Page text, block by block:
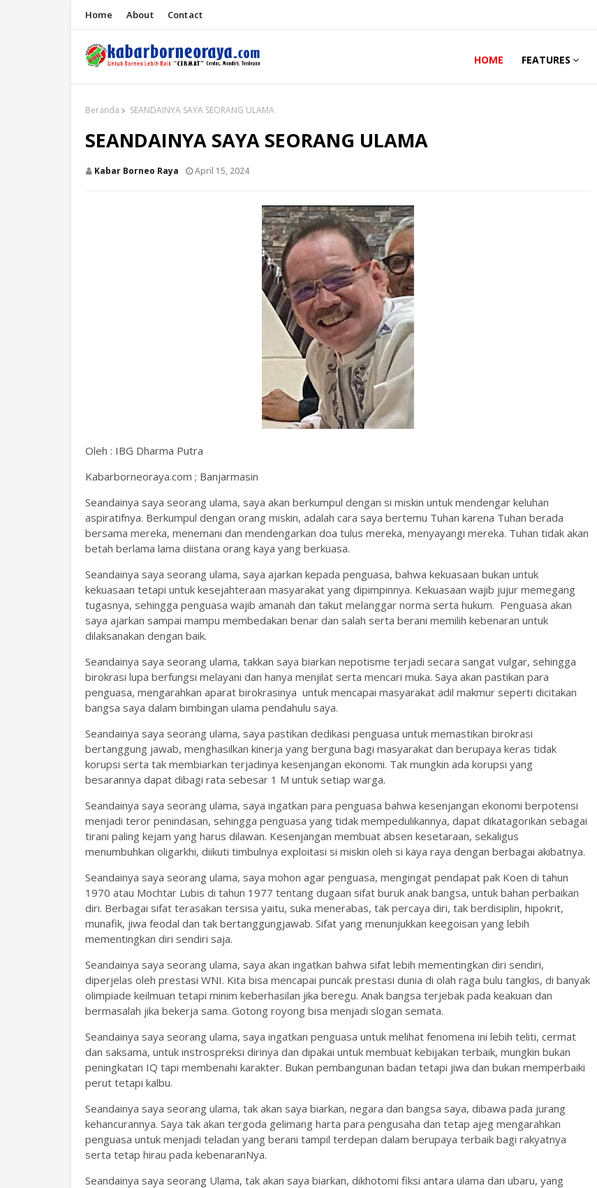
Home About Contact
HOME FEATURES
Beranda SEANDAINYA SAYA SEORANG ULAMA
SEANDAINYA SAYA SEORANG ULAMA
Kabar Borneo Raya April 15, 2024
Oleh : IBG Dharma Putra
Kabarborneoraya.com ; Banjarmasin
Seandainya saya seorang ulama, saya akan berkumpul dengan si miskin untuk mendengar keluhan
aspiratifnya. Berkumpul dengan orang miskin, adalah cara saya bertemu Tuhan karena Tuhan berada
bersama mereka, menemani dan mendengarkan doa tulus mereka, menyayangi mereka. Tuhan tidak akan
betah berlama lama diistana orang kaya yang berkuasa.
Seandainya saya seorang ulama, saya ajarkan kepada penguasa, bahwa kekuasaan bukan untuk
kekuasaan tetapi untuk kesejahteraan masyarakat yang dipimpinnya. Kekuasaan wajib jujur memegang
tugasnya, sehingga penguasa wajib amanah dan takut melanggar norma serta hukum. Penguasa akan
saya ajarkan sampai mampu membedakan benar dan salah serta berani memilih kebenaran untuk
dilaksanakan dengan baik.
Seandainya saya seorang ulama, takkan saya biarkan nepotisme terjadi secara sangat vulgar, sehingga
birokrasi lupa berfungsi melayani dan hanya menjilat serta mencari muka. Saya akan pastikan para
penguasa, mengarahkan aparat birokrasinya untuk mencapai masyarakat adil makmur seperti dicitakan
bangsa saya dalam bimbingan ulama pendahulu saya.
Seandainya saya seorang ulama, saya pastikan dedikasi penguasa untuk memastikan birokrasi
bertanggung jawab, menghasilkan kinerja yang berguna bagi masyarakat dan berupaya keras tidak
korupsi serta tak membiarkan terjadinya kesenjangan ekonomi. Tak mungkin ada korupsi yang
besarannya dapat dibagi rata sebesar 1 M untuk setiap warga.
Seandainya saya seorang ulama, saya ingatkan para penguasa bahwa kesenjangan ekonomi berpotensi
menjadi teror penindasan, sehingga penguasa yang tidak mempedulikannya, dapat dikatagorikan sebagai
tirani paling kejam yang harus dilawan. Kesenjangan membuat absen kesetaraan, sekaligus
menumbuhkan oligarkhi, diikuti timbulnya exploitasi si miskin oleh si kaya raya dengan berbagai akibatnya.
Seandainya saya seorang ulama, saya mohon agar penguasa, mengingat pendapat pak Koen di tahun
1970 atau Mochtar Lubis di tahun 1977 tentang dugaan sifat buruk anak bangsa, untuk bahan perbaikan
diri. Berbagai sifat terasakan tersisa yaitu, suka menerabas, tak percaya diri, tak berdisiplin, hipokrit,
munafik, jiwa feodal dan tak bertanggungjawab. Sifat yang menunjukkan keegoisan yang lebih
mementingkan diri sendiri saja.
Seandainya saya seorang ulama, saya akan ingatkan bahwa sifat lebih mementingkan diri sendiri,
diperjelas oleh prestasi WNI. Kita bisa mencapai puncak prestasi dunia di olah raga bulu tangkis, di banyak
olimpiade keilmuan tetapi minim keberhasilan jika beregu. Anak bangsa terjebak pada keakuan dan
bermasalah jika bekerja sama. Gotong royong bisa menjadi slogan semata.
Seandainya saya seorang ulama, saya ingatkan penguasa untuk melihat fenomena ini lebih teliti, cermat
dan saksama, untuk instrospreksi dirinya dan dipakai untuk membuat kebijakan terbaik, mungkin bukan
peningkatan IQ tapi membenahi karakter. Bukan pembangunan badan tetapi jiwa dan bukan memperbaiki
perut tetapi kalbu.
Seandainya saya seorang ulama, tak akan saya biarkan, negara dan bangsa saya, dibawa pada jurang
kehancurannya. Saya tak akan tergoda gelimang harta para pengusaha dan tetap ajeg mengarahkan
penguasa untuk menjadi teladan yang berani tampil terdepan dalam berupaya terbaik bagi rakyatnya
serta tetap hirau pada kebenaranNya.
Seandainya saya seorang Ulama, tak akan saya biarkan, dikhotomi fiksi antara ulama dan ubaru, yang